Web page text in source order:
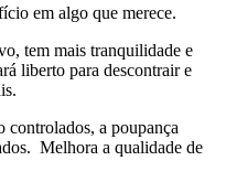
em algo que merece.
tem mais tranquilidade e
liberto para descontrair e
controlados, a poupança
Melhora a qualidade de